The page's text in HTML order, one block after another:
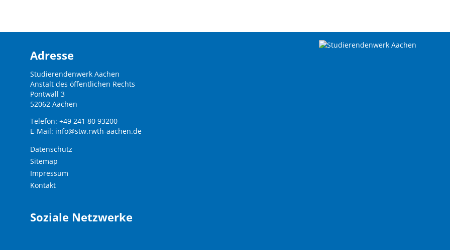
Adresse
Studierendenwerk Aachen
Anstalt des öffentlichen Rechts
Pontwall 3
52062 Aachen
Telefon: +49 241 80 93200
E-Mail: info@stw.rwth-aachen.de
Datenschutz
Sitemap
Impressum
Kontakt
Soziale Netzwerke